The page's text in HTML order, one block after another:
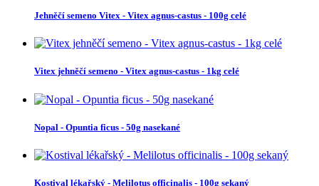
Jehněčí semeno Vitex - Vitex agnus-castus - 100g celé
Vitex jehněčí semeno - Vitex agnus-castus - 1kg celé
Nopal - Opuntia ficus - 50g nasekané
Kostival lékařský - Melilotus officinalis - 100g sekaný